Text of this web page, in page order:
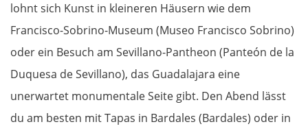
lohnt sich Kunst in kleineren Häusern wie dem
Francisco-Sobrino-Museum (Museo Francisco Sobrino)
oder ein Besuch am Sevillano-Pantheon (Panteón de la
Duquesa de Sevillano), das Guadalajara eine
unerwartet monumentale Seite gibt. Den Abend lässt
du am besten mit Tapas in Bardales (Bardales) oder in